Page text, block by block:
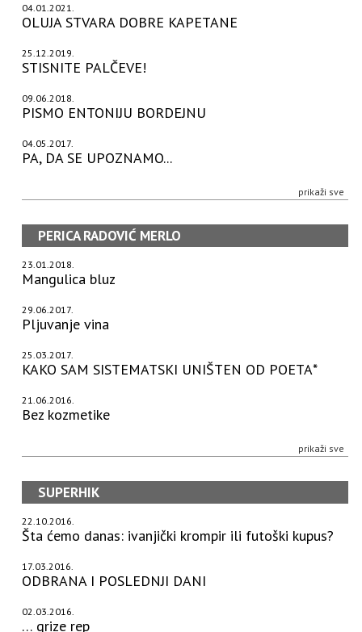
04.01.2021.
OLUJA STVARA DOBRE KAPETANE
25.12.2019.
STISNITE PALČEVE!
09.06.2018.
PISMO ENTONIJU BORDEJNU
04.05.2017.
PA, DA SE UPOZNAMO...
prikaži sve
PERICA RADOVIĆ MERLO
23.01.2018.
Mangulica bluz
29.06.2017.
Pljuvanje vina
25.03.2017.
KAKO SAM SISTEMATSKI UNIŠTEN OD POETA*
21.06.2016.
Bez kozmetike
prikaži sve
SUPERHIK
22.10.2016.
Šta ćemo danas: ivanjički krompir ili futoški kupus?
17.03.2016.
ODBRANA I POSLEDNJI DANI
02.03.2016.
… grize rep